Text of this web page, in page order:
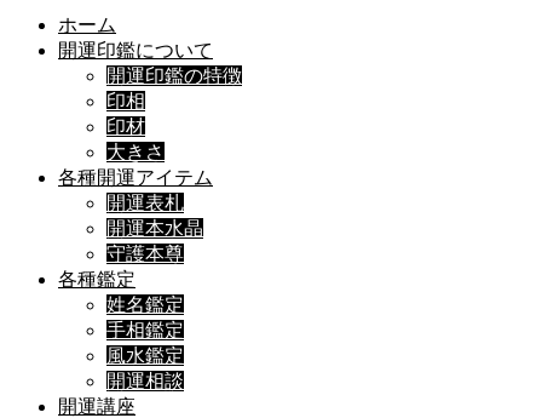
ホーム
開運印鑑について
開運印鑑の特徴
印相
印材
大きさ
各種開運アイテム
開運表札
開運本水晶
守護本尊
各種鑑定
姓名鑑定
手相鑑定
風水鑑定
開運相談
開運講座